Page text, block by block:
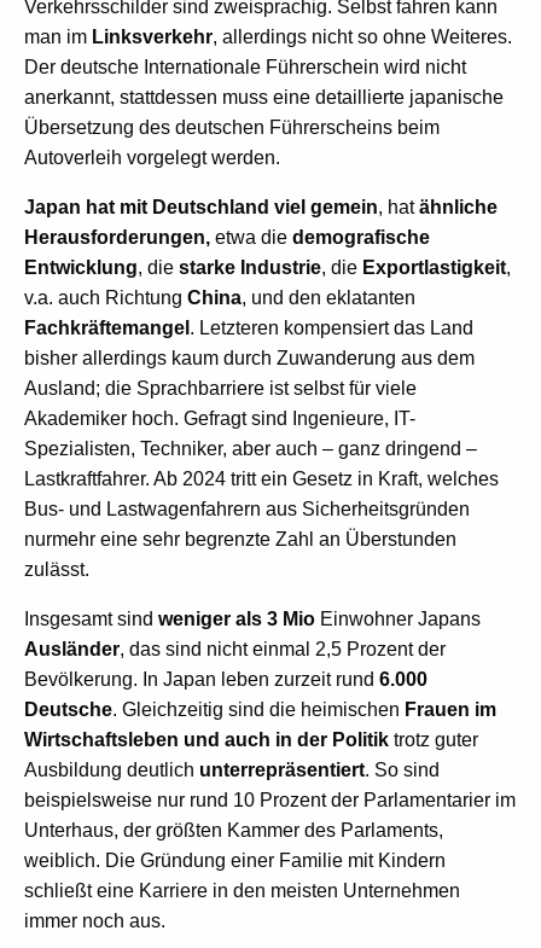
Verkehrsschilder sind zweisprachig. Selbst fahren kann
man im Linksverkehr, allerdings nicht so ohne Weiteres.
Der deutsche Internationale Führerschein wird nicht
anerkannt, stattdessen muss eine detaillierte japanische
Übersetzung des deutschen Führerscheins beim
Autoverleih vorgelegt werden.
Japan hat mit Deutschland viel gemein, hatähnliche
Herausforderungen, etwa die demografische
Entwicklung, die starke Industrie, die Exportlastigkeit,
v.a. auch Richtung China, und den eklatanten
Fachkräftemangel . Letzteren kompensiert das Land
bisher allerdings kaum durch Zuwanderung aus dem
Ausland; die Sprachbarriere ist selbst für viele
Akademiker hoch. Gefragt sind Ingenieure, IT-
Spezialisten, Techniker, aber auch – ganz dringend –
Lastkraftfahrer. Ab 2024 tritt ein Gesetz in Kraft, welches
Bus- und Lastwagenfahrern aus Sicherheitsgründen
nurmehr eine sehr begrenzte Zahl an Überstunden
zulässt.
Insgesamt sind weniger als 3 Mio Einwohner Japans
Ausländer, das sind nicht einmal 2,5 Prozent der
Bevölkerung. In Japan leben zurzeit rund 6.000
Deutsche. Gleichzeitig sind die heimischen Frauen im
Wirtschaftsleben und auch in der Politik trotz guter
Ausbildung deutlich unterrepräsentiert. So sind
beispielsweise nur rund 10 Prozent der Parlamentarier im
Unterhaus, der größten Kammer des Parlaments,
weiblich. Die Gründung einer Familie mit Kindern
schließt eine Karriere in den meisten Unternehmen
immer noch aus.